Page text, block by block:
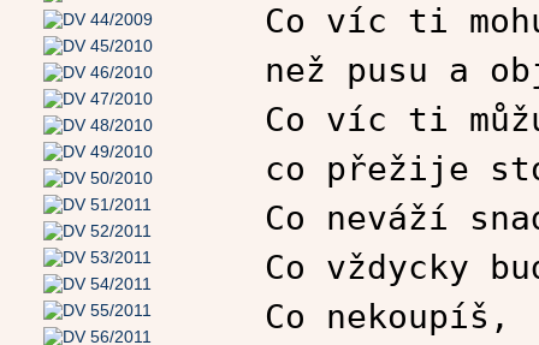
Co víc ti
než pusu a
Co víc ti
co přežije
Co neváží
Co vždycky
Co nekoupíš,